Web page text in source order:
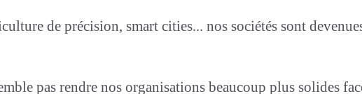
de précision, smart cities... nos sociétés sont
pas rendre nos organisations beaucoup plus solides